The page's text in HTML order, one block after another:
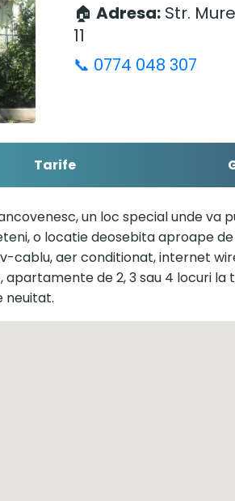
🏠 Adresa: Str.
11
📞 0774 048 307
Tarife
un loc special unde va
o locatie deosebita aproape
cablu, aer conditionat, internet
de 2, 3 sau 4 locuri la
neuitat.